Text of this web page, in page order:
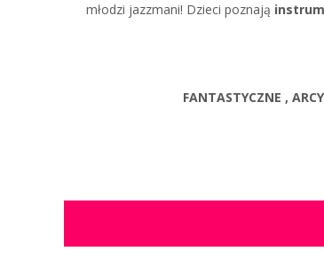
młodzi jazzmani! Dzieci poznają
FANTASTYCZNE ,